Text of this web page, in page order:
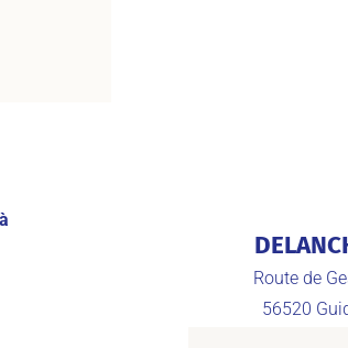
Route de
56520